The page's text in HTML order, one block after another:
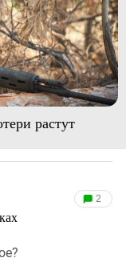
растут
2